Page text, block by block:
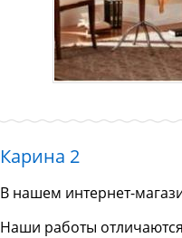
Карина 2
В нашем интернет-
Наши работы